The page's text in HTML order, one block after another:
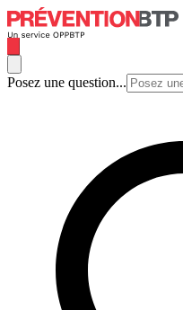
Posez une question...